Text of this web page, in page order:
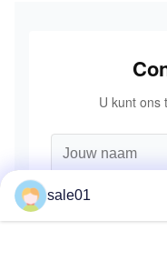
U kunt ons
sale01